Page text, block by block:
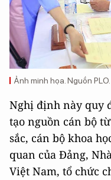
Ảnh minh họa. Nguồn PLO.
Nghị định này quy
tạo nguồn cán bộ
sắc, cán bộ khoa
quan của Đảng,
Việt Nam, tổ chức